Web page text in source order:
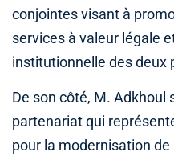
conjointes visant à
services à valeur légale
institutionnelle des deux
De son côté, M. Adkhoul
partenariat qui
pour la modernisation